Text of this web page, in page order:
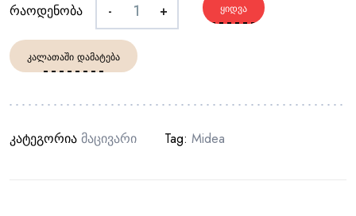
რაოდენობა - + ᲧᲘᲓᲕᲐ
ᲙᲐᲚᲐᲗᲐᲨᲘ ᲓᲐᲛᲐᲢᲔᲑᲐ
კატეგორია Მაცივარი Tag: Midea